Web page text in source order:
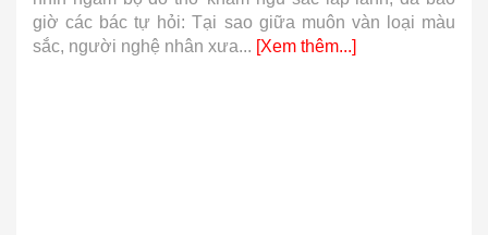
giờ các bác tự hỏi: Tại sao giữa muôn vàn loại màu
sắc, người nghệ nhân xưa... [Xem thêm...]